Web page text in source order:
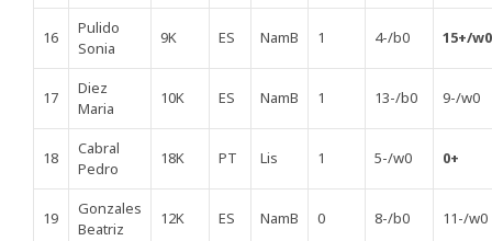
16
Pulido
Sonia
9K ES NamB 1 4-/b0 15+/w0
17
Diez
Maria
10K ES NamB 1 13-/b0 9-/w0
18
Cabral
Pedro
18K PT Lis 1 5-/w0 0+
19
Gonzales
Beatriz
12K ES NamB 0 8-/b0 11-/w0